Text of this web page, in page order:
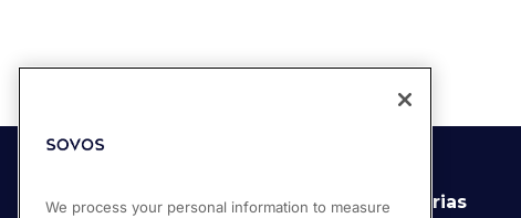
Soluciones Industrias
We process your personal information to measure